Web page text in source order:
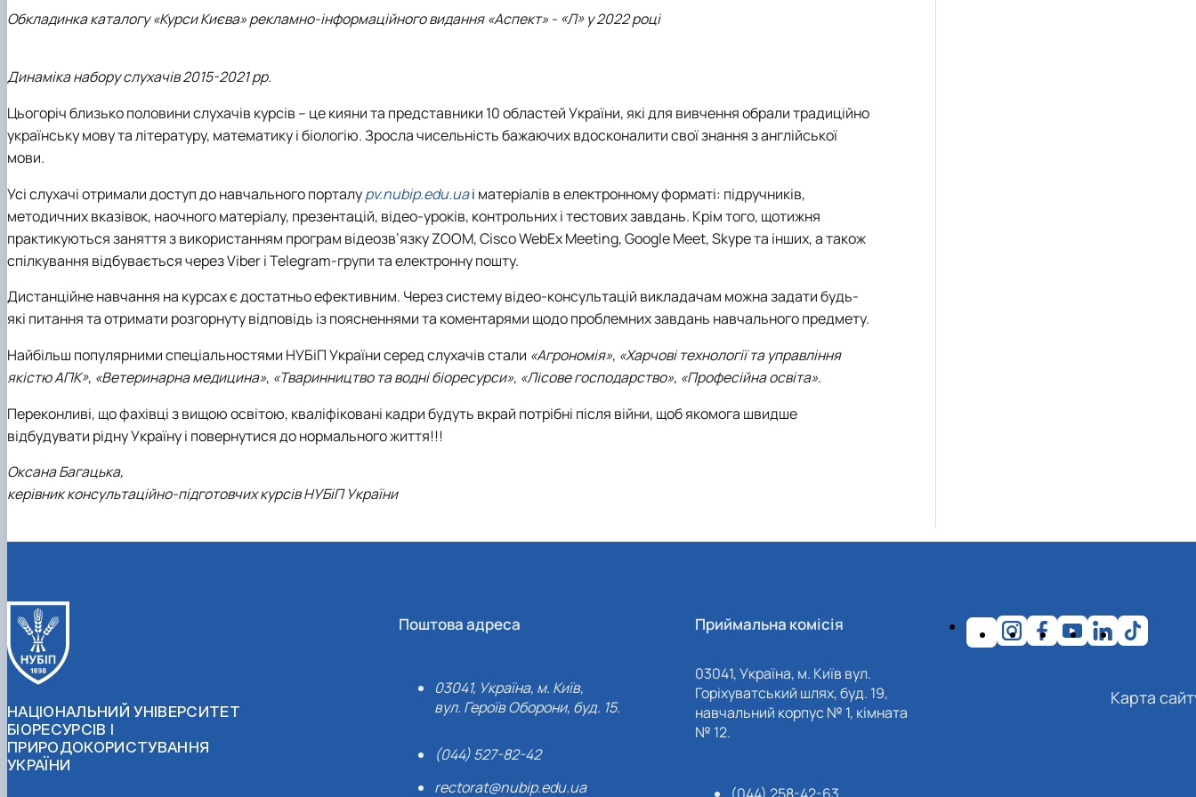
Обкладинка каталогу «Курси Києва» рекламно-інформаційного видання «Аспект» - «Л» у 2022 році
Динаміка набору слухачів 2015-2021 рр.
Цьогоріч близько половини слухачів курсів – це кияни та представники 10 областей України, які для вивчення обрали традиційно
українську мову та літературу, математику і біологію. Зросла чисельність бажаючих вдосконалити свої знання з англійської
мови.
Усі слухачі отримали доступ до навчального порталуpv.nubip.edu.uaі матеріалів в електронному форматі: підручників,
методичних вказівок, наочного матеріалу, презентацій, відео-уроків, контрольних і тестових завдань. Крім того, щотижня
практикуються заняття з використанням програм відеозв’язку ZOOM, Cisco WebEx Meeting, Google Meet, Skype та інших, а також
спілкування відбувається через Viber і Telegram-групи та електронну пошту.
Дистанційне навчання на курсах є достатньо ефективним. Через систему відео-консультацій викладачам можна задати будь-
які питання та отримати розгорнуту відповідь із поясненнями та коментарями щодо проблемних завдань навчального предмету.
Найбільш популярними спеціальностями НУБіП України серед слухачів стали «Агрономія», «Харчові технології та управління
якістю АПК», «Ветеринарна медицина», «Тваринництво та водні біоресурси», «Лісове господарство», «Професійна освіта».
Переконливі, що фахівці з вищою освітою, кваліфіковані кадри будуть вкрай потрібні після війни, щоб якомога швидше
відбудувати рідну Україну і повернутися до нормального життя!!!
Оксана Багацька,
керівник консультаційно-підготовчих курсів НУБіП України
НАЦІОНАЛЬНИЙ УНІВЕРСИТЕТ
БІОРЕСУРСІВ І
ПРИРОДОКОРИСТУВАННЯ
УКРАЇНИ
Поштова адреса
03041, Україна, м. Київ,
вул. Героїв Оборони, буд. 15.
(044) 527-82-42
rectorat@nubip.edu.ua
Приймальна комісія
03041, Україна, м. Київ вул.
Горіхуватський шлях, буд. 19,
навчальний корпус № 1, кімната
№ 12.
Карта